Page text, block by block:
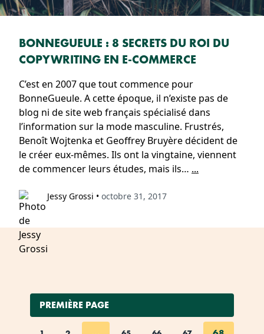
BONNEGUEULE : 8 SECRETS DU ROI DU
COPYWRITING EN E-COMMERCE
C’est en 2007 que tout commence pour
BonneGueule. A cette époque, il n’existe pas de
blog ni de site web français spécialisé dans
l’information sur la mode masculine. Frustrés,
Benoît Wojtenka et Geoffrey Bruyère décident de
le créer eux-mêmes. Ils ont la vingtaine, viennent
de commencer leurs études, mais ils… ...
Jessy Grossi • octobre 31, 2017
PREMIÈRE PAGE